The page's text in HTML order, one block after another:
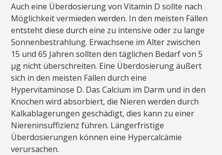
Auch eine Überdosierung von Vitamin D sollte nach
Möglichkeit vermieden werden. In den meisten Fällen
entsteht diese durch eine zu intensive oder zu lange
Sonnenbestrahlung. Erwachsene im Alter zwischen
15 und 65 Jahren sollten den täglichen Bedarf von 5
µg nicht überschreiten. Eine Überdosierung äußert
sich in den meisten Fällen durch eine
Hypervitaminose D. Das Calcium im Darm und in den
Knochen wird absorbiert, die Nieren werden durch
Kalkablagerungen geschädigt, dies kann zu einer
Niereninsuffizienz führen. Längerfristige
Überdosierungen können eine Hypercalcämie
verursachen.